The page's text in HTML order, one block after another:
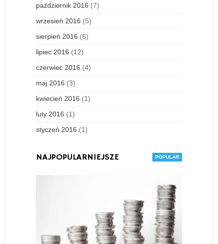
październik 2016 (7)
wrzesień 2016 (5)
sierpień 2016 (6)
lipiec 2016 (12)
czerwiec 2016 (4)
maj 2016 (3)
kwiecień 2016 (1)
luty 2016 (1)
styczeń 2016 (1)
NAJPOPULARNIEJSZE